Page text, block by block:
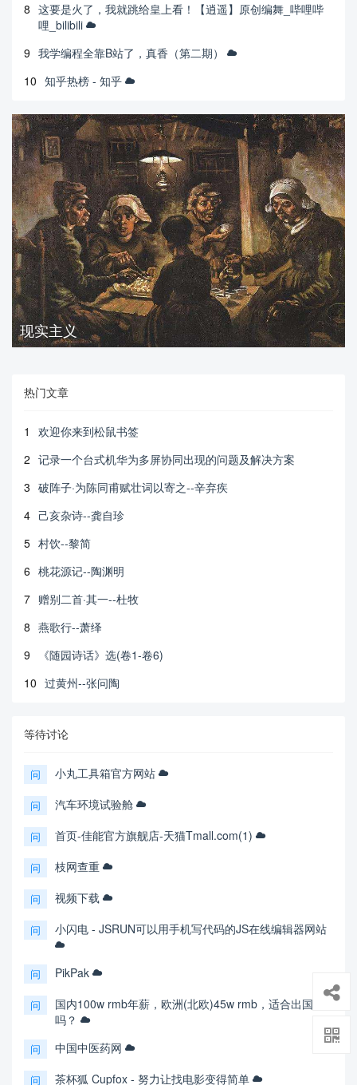
8 这要是火了，我就跳给皇上看！【逍遥】原创编舞_哔哩哔
哩_bilibili
9 我学编程全靠B站了，真香（第二期）
10 知乎热榜 - 知乎
现实主义
热门文章
1
欢迎你来到松鼠书签
2 记录一个台式机华为多屏协同出现的问题及解决方案
3 破阵子·为陈同甫赋壮词以寄之--辛弃疾
4 己亥杂诗--龚自珍
5 村饮--黎简
6 桃花源记--陶渊明
7 赠别二首·其一--杜牧
8 燕歌行--萧绎
9
《随园诗话》选(卷1-卷6)
10 过黄州--张问陶
等待讨论
问 小丸工具箱官方网站
问 汽车环境试验舱
问 首页-佳能官方旗舰店-天猫Tmall.com(1)
问 枝网查重
问 视频下载
问 小闪电 - JSRUN可以用手机写代码的JS在线编辑器网站
问 PikPak
问
国内100w rmb年薪，欧洲(北欧)45w rmb，适合出国
吗？
问 中国中医药网
问 茶杯狐 Cupfox - 努力让找电影变得简单